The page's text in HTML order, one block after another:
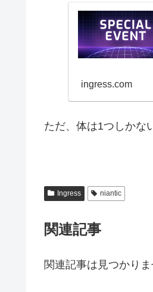
ingress.com
ただ、体は1つしかな
Ingress niantic
関連記事
関連記事は見つかりま